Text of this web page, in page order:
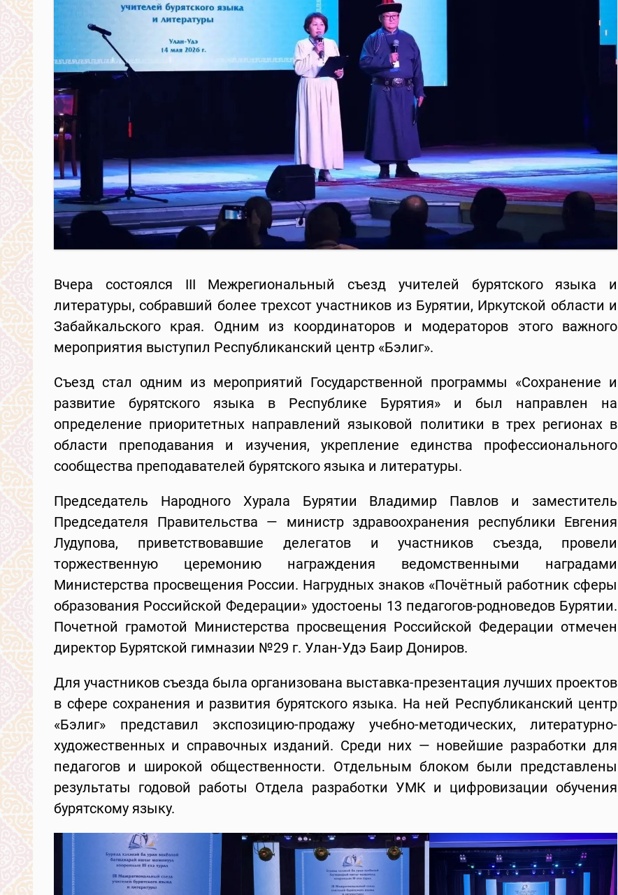
Вчера состоялся III Межрегиональный съезд учителей бурятского языка и
литературы, собравший более трехсот участников из Бурятии, Иркутской области и
Забайкальского края. Одним из координаторов и модераторов этого важного
мероприятия выступил Республиканский центр «Бэлиг».
Съезд стал одним из мероприятий Государственной программы «Сохранение и
развитие бурятского языка в Республике Бурятия» и был направлен на
определение приоритетных направлений языковой политики в трех регионах в
области преподавания и изучения, укрепление единства профессионального
сообщества преподавателей бурятского языка и литературы.
Председатель Народного Хурала Бурятии Владимир Павлов и заместитель
Председателя Правительства — министр здравоохранения республики Евгения
Лудупова, приветствовавшие делегатов и участников съезда, провели
торжественную церемонию награждения ведомственными наградами
Министерства просвещения России. Нагрудных знаков «Почётный работник сферы
образования Российской Федерации» удостоены 13 педагогов-родноведов Бурятии.
Почетной грамотой Министерства просвещения Российской Федерации отмечен
директор Бурятской гимназии №29 г. Улан-Удэ Баир Дониров.
Для участников съезда была организована выставка-презентация лучших проектов
в сфере сохранения и развития бурятского языка. На ней Республиканский центр
«Бэлиг» представил экспозицию-продажу учебно-методических, литературно-
художественных и справочных изданий. Среди них — новейшие разработки для
педагогов и широкой общественности. Отдельным блоком были представлены
результаты годовой работы Отдела разработки УМК и цифровизации обучения
бурятскому языку.